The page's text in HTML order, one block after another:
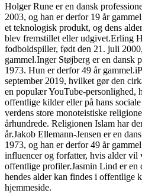
Holger Rune er en dansk
2003, og han er derfor 19 år
et teknologisk produkt, og dens
blev fremstillet eller udgivet.Erling
fodboldspiller, født den 21. juli
gammel.Inger Støjberg er en dansk
1973. Hun er derfor 49 år
september 2019, hvilket gør den
en populær YouTube-personlighed,
offentlige kilder eller på hans
verdens store monoteistiske
århundrede. Religionen Islam har
år.Jakob Ellemann-Jensen er en
1973, og han er derfor 49 år
influencer og forfatter, hvis alder
offentlige profiler.Jasmin Lind er en
hendes alder kan findes i offentlige
hjemmeside.